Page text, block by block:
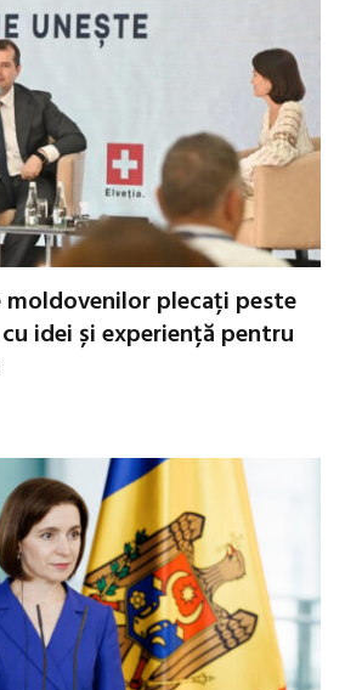
moldovenilor plecați peste
idei și experiență pentru